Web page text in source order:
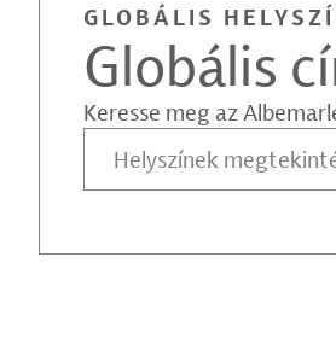
GLOBÁLIS
Globális
Keresse meg az
Helyszínek